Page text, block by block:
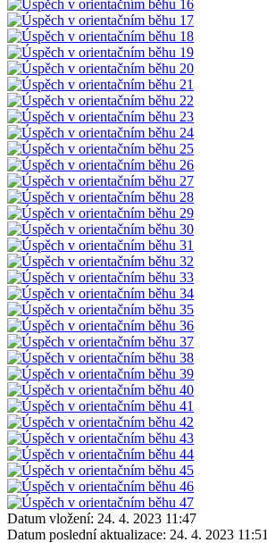
Datum vložení: 24. 4. 2023 11:47
Datum poslední aktualizace: 24. 4. 2023 11:51